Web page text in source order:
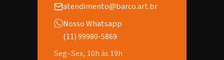
atendimento@barco.art.br
Nosso Whatsapp
(11) 99980-5869
Seg–Sex, 10h às 19h